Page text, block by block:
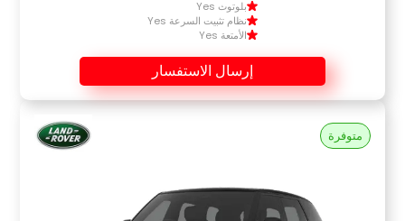
بلوتوث Yes
نظام تثبيت السرعة Yes
الأمتعة Yes
إرسال الاستفسار
متوفرة